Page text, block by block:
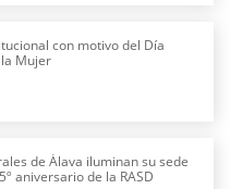
con motivo del Día
Mujer
de Álava iluminan su sede
aniversario de la RASD